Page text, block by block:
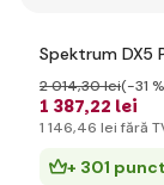
Spektrum DX5
1 387,22 lei
2 014,30 lei(-31
1 146,46 lei fără
+ 301